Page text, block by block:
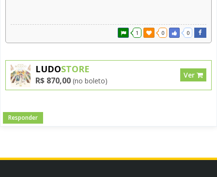
1 0 0
LUDOSTORE
R$ 870,00 (no boleto)
Ver
Responder